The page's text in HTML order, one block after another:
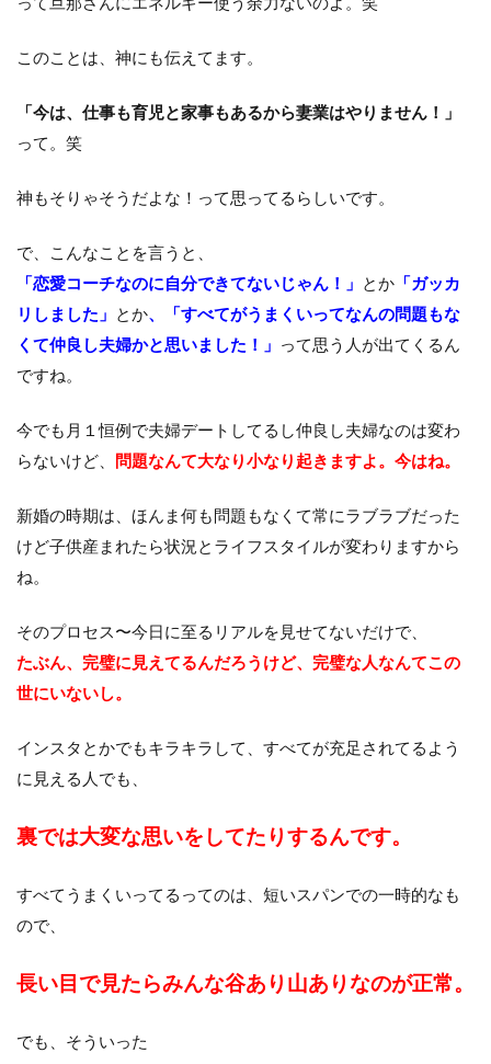
このことは、神にも伝えてます。
「今は、仕事も育児と家事もあるから妻業はやりません！」
って。笑
神もそりゃそうだよな！って思ってるらしいです。
で、こんなことを言うと、
「恋愛コーチなのに自分できてないじゃん！」 とか 「ガッカ
リしました」 とか、「すべてがうまくいってなんの問題もな
くて仲良し夫婦かと思いました！」 って思う人が出てくるん
ですね。
今でも月１恒例で夫婦デートしてるし仲良し夫婦なのは変わ
らないけど、 問題なんて大なり小なり起きますよ。今はね。
新婚の時期は、ほんま何も問題もなくて常にラブラブだった
けど子供産まれたら状況とライフスタイルが変わりますから
ね。
そのプロセス〜今日に至るリアルを見せてないだけで、
たぶん、完璧に見えてるんだろうけど、完璧な人なんてこの
世にいないし。
インスタとかでもキラキラして、すべてが充足されてるよう
に見える人でも、
裏では大変な思いをしてたりするんです。
すべてうまくいってるってのは、短いスパンでの一時的なも
ので、
長い目で見たらみんな谷あり山ありなのが正常。
でも、そういった